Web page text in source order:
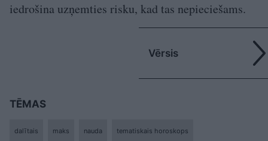
iedrošina uzņemties risku, kad tas nepieciešams.
Vērsis
TĒMAS
dalītais maks nauda tematiskais horoskops